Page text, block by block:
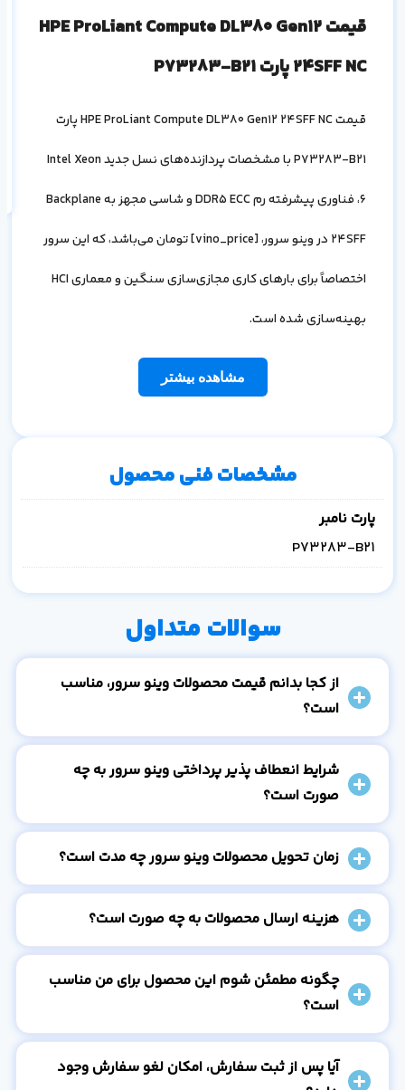
قیمتHPE ProLiant Compute DL380 Gen12
24SFF NCپارتP73283-B21
قیمتHPE ProLiant Compute DL380 Gen12 24SFF NCپارت
P73283-B21با مشخصات پردازنده‌های نسل جدیدIntel Xeon
6، فناوری پیشرفته رمDDR5 ECCو شاسی مجهز بهBackplane
24SFF در وینو سرور، [vino_price] تومان می‌باشد، که این سرور
اختصاصاً برای بارهای کاری مجازی‌سازی سنگین و معماریHCI
بهینه‌سازی شده است.
مشاهده بیشتر
مشخصات فنی محصول
پارت نامبر
P73283-B21
سوالات متداول
از کجا بدانم قیمت محصولات وینو سرور، مناسب
است؟
شرایط انعطاف پذیر پرداختی وینو سرور به چه
صورت است؟
زمان تحویل محصولات وینو سرور چه مدت است؟
هزینه ارسال محصولات به چه صورت است؟
چگونه مطمئن شوم این محصول برای من مناسب
است؟
آیا پس از ثبت سفارش، امکان لغو سفارش وجود